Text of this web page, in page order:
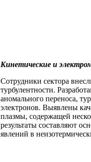
Кинетические и
Сотрудники сектора
турбулентности.
аномального переноса,
электронов. Выявлены
плазмы, содержащей
результаты составляют
явлений в